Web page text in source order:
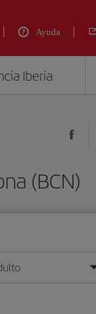
Ayuda
Iberia
(BCN)
mes/año